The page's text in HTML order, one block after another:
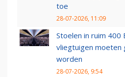
toe
28-07-2026, 11:09
Stoelen in ruim 400
vliegtuigen moeten
worden
28-07-2026, 9:54